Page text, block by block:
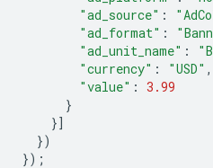
"ad_source" :
"ad_format" :
"ad_unit_name" :
"currency" : "USD" ,
"value" : 3.99
}
}]
})
});